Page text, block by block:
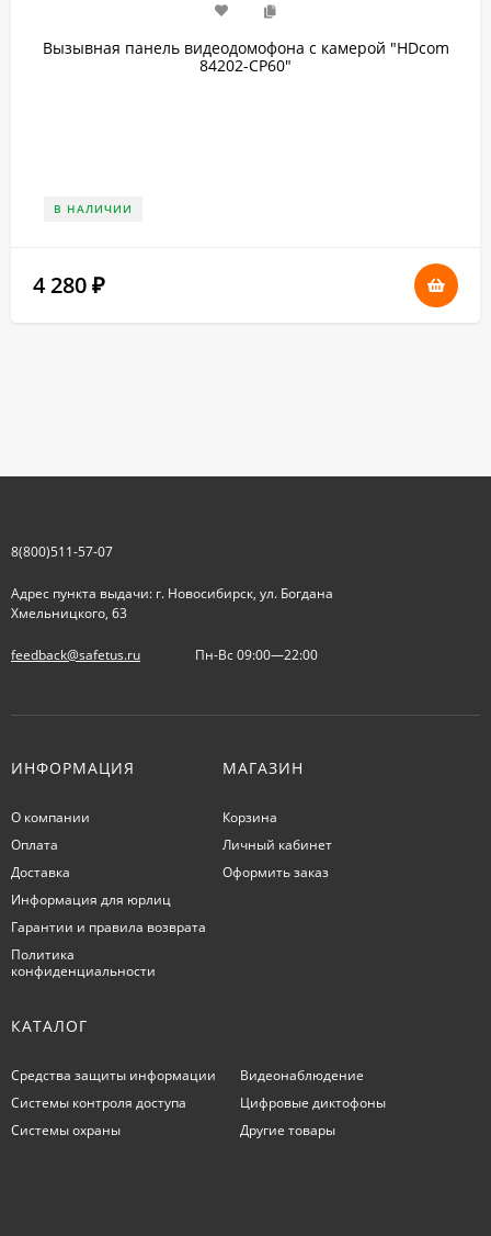
Вызывная панель видеодомофона с камерой "HDcom
84202-CP60"
В НАЛИЧИИ
4 280 ₽
8(800)511-57-07
Адрес пункта выдачи: г. Новосибирск, ул. Богдана
Хмельницкого, 63
feedback@safetus.ru Пн-Вс 09:00—22:00
ИНФОРМАЦИЯ
О компании
Оплата
Доставка
Информация для юрлиц
Гарантии и правила возврата
Политика
конфиденциальности
МАГАЗИН
Корзина
Личный кабинет
Оформить заказ
КАТАЛОГ
Средства защиты информации
Системы контроля доступа
Системы охраны
Видеонаблюдение
Цифровые диктофоны
Другие товары